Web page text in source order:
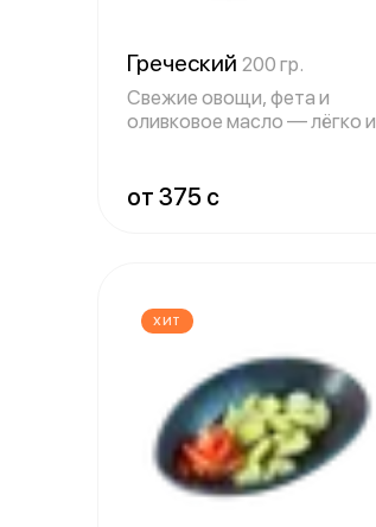
Греческий 200 гр.
Свежие овощи, фета и
оливковое масло — лёгко и
от 375 c
ХИТ